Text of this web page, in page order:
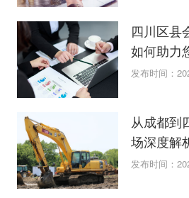
四川区县
如何助力
接？
发布时间：
从成都到
场深度解
发布时间：